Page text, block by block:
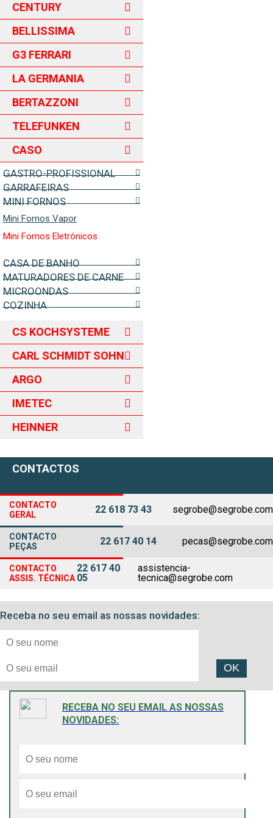
CENTURY
BELLISSIMA
G3 FERRARI
LA GERMANIA
BERTAZZONI
TELEFUNKEN
CASO
GASTRO-PROFISSIONAL
GARRAFEIRAS
MINI FORNOS
Mini Fornos Vapor
Mini Fornos Eletrónicos
CASA DE BANHO
MATURADORES DE CARNE
MICROONDAS
COZINHA
CS KOCHSYSTEME
CARL SCHMIDT SOHN
ARGO
IMETEC
HEINNER
CONTACTOS
CONTACTO
GERAL
22 618 73 43 segrobe@segrobe.com
CONTACTO
PEÇAS
22 617 40 14 pecas@segrobe.com
CONTACTO
ASSIS. TÉCNICA
22 617 40
05
assistencia-
tecnica@segrobe.com
Receba no seu email as nossas novidades:
OK
RECEBA NO SEU EMAIL AS NOSSAS
NOVIDADES: